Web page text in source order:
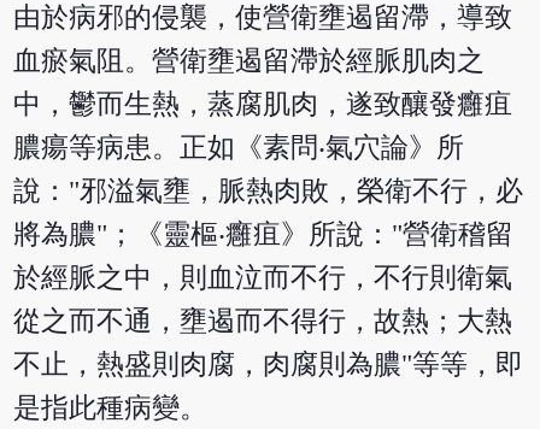
由於病邪的侵襲，使營衛壅遏留滯，導致
血瘀氣阻。營衛壅遏留滯於經脈肌肉之
中，鬱而生熱，蒸腐肌肉，遂致釀發癰疽
膿瘍等病患。正如《素問‧氣穴論》所
說："邪溢氣壅，脈熱肉敗，榮衛不行，必
將為膿"；《靈樞‧癰疽》所說："營衛稽留
於經脈之中，則血泣而不行，不行則衛氣
從之而不通，壅遏而不得行，故熱；大熱
不止，熱盛則肉腐，肉腐則為膿"等等，即
是指此種病變。